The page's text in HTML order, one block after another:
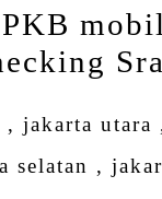
, jakarta utara
selatan ,